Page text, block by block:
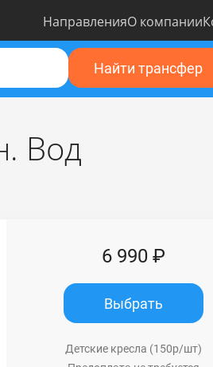
НаправленияО компании
Найти трансфер
Вод
6 990 ₽
Выбрать
Детские кресла (150р/шт)